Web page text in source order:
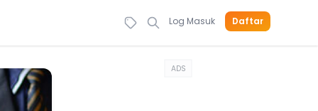
Log Masuk Daftar
ADS